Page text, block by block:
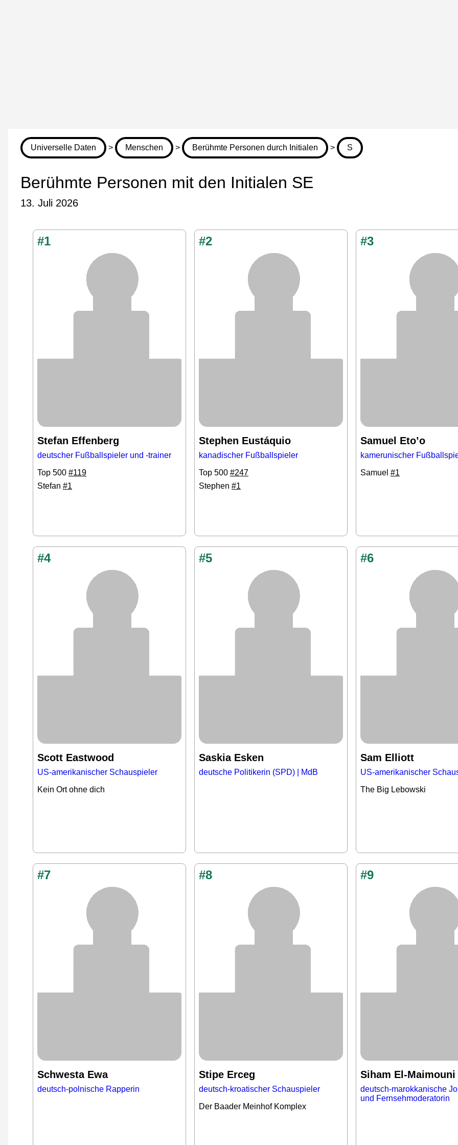
Universelle Daten > Menschen > Berühmte Personen durch Initialen > S
Berühmte Personen mit den Initialen SE
13. Juli 2026
#1
Stefan Effenberg
deutscher Fußballspieler und -trainer
Top 500 #119
Stefan #1
#2
Stephen Eustáquio
kanadischer Fußballspieler
Top 500 #247
Stephen #1
#3
Samuel Eto’o
kamerunischer
Samuel #1
#4
Scott Eastwood
US-amerikanischer Schauspieler
Kein Ort ohne dich
#5
Saskia Esken
deutsche Politikerin (SPD) | MdB
#6
Sam Elliott
US-amerikanischer
The Big Lebowski
#7
Schwesta Ewa
deutsch-polnische Rapperin
#8
Stipe Erceg
deutsch-kroatischer Schauspieler
Der Baader Meinhof Komplex
#9
Siham El-Maimouni
deutsch-marokkanische
und Fernsehmoderatorin